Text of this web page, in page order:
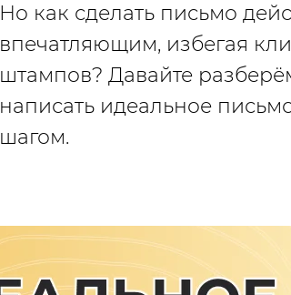
Но как сделать письмо
впечатляющим, избегая
штампов? Давайте
написать идеальное
шагом.